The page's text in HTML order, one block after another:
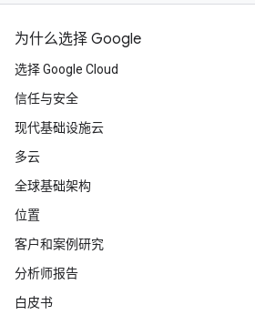
为什么选择 Google
选择 Google Cloud
信任与安全
现代基础设施云
多云
全球基础架构
位置
客户和案例研究
分析师报告
白皮书